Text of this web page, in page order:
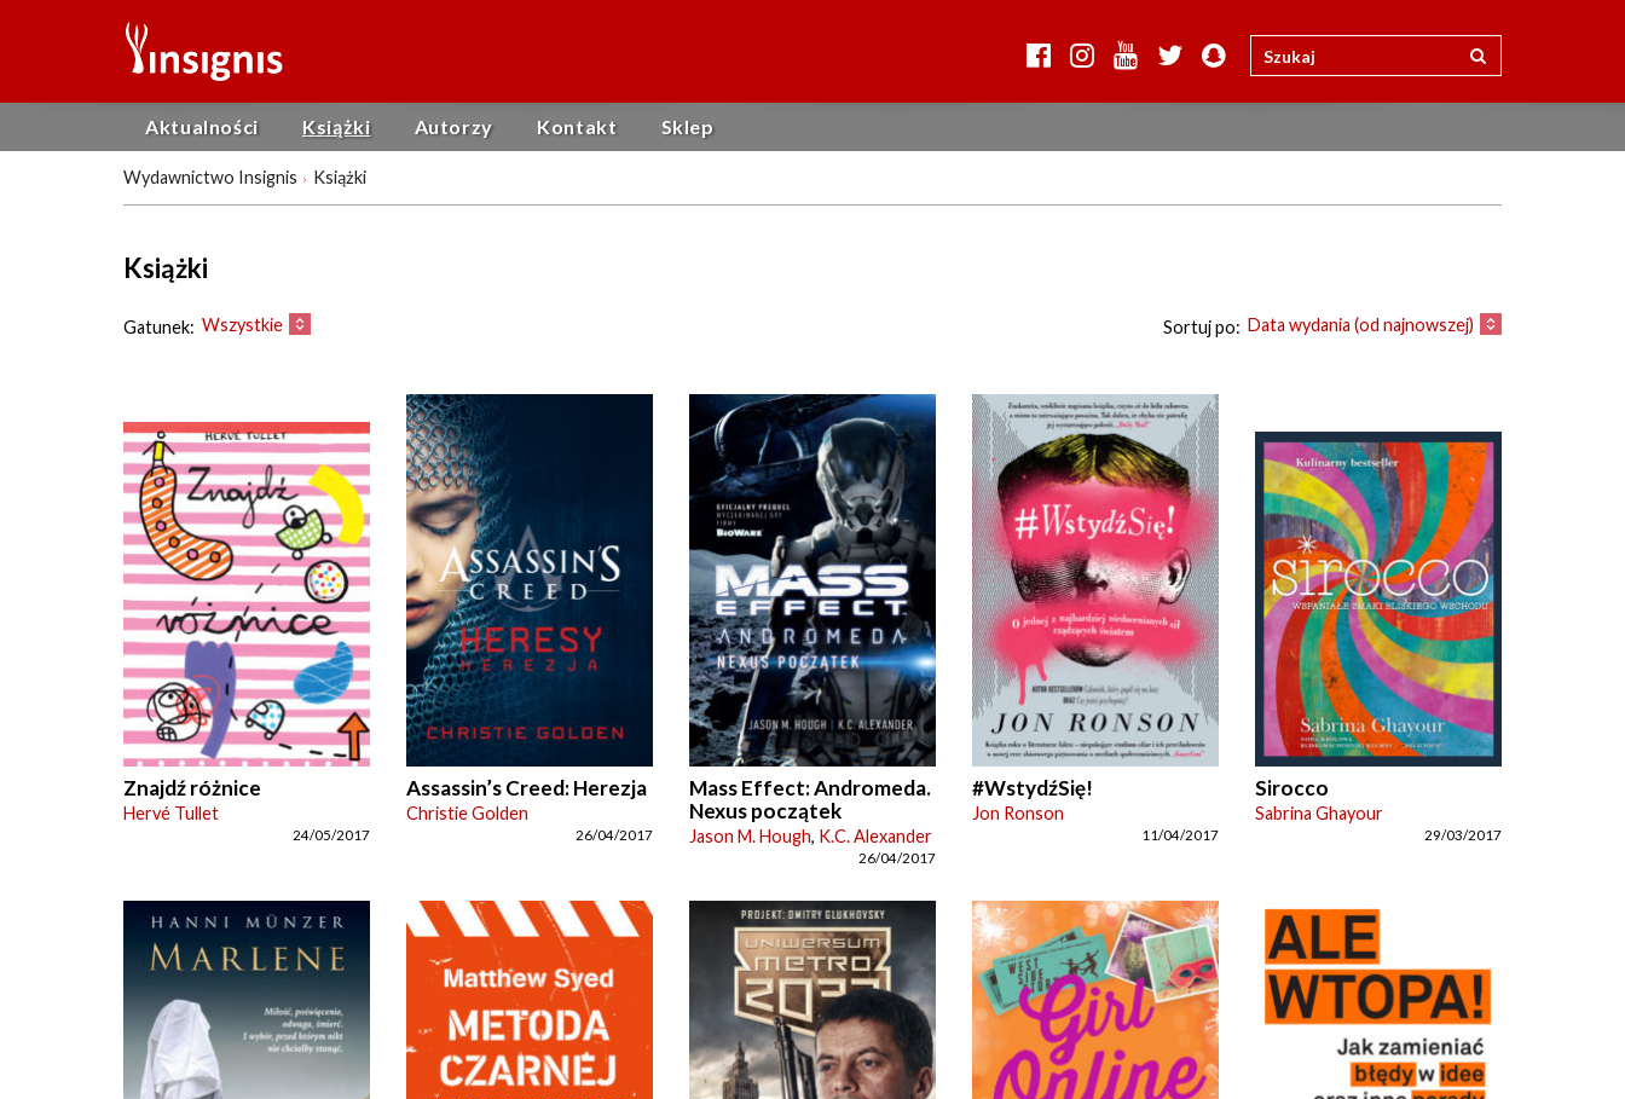
Aktualności Książki Autorzy Kontakt Sklep
Wydawnictwo Insignis Książki
Książki
Gatunek: Wszystkie Sortuj po: Data wydania (od najnowszej)
Znajdź różnice
Hervé Tullet
24/05/2017
Assassin’s Creed: Herezja
Christie Golden
26/04/2017
Mass Effect: Andromeda.
Nexus początek
Jason M. Hough, K.C. Alexander
26/04/2017
#WstydźSię!
Jon Ronson
11/04/2017
Sirocco
Sabrina Ghayour
29/03/2017